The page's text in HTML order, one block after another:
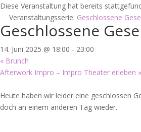
Diese Veranstaltung hat bereits
Veranstaltungsserie: Geschlossene
Geschlossene
14. Juni 2025 @ 18:00 - 23:00
« Brunch
Afterwork Impro – Impro Theater erleben »
Heute haben wir leider eine geschlossen
doch an einem anderen Tag wieder.